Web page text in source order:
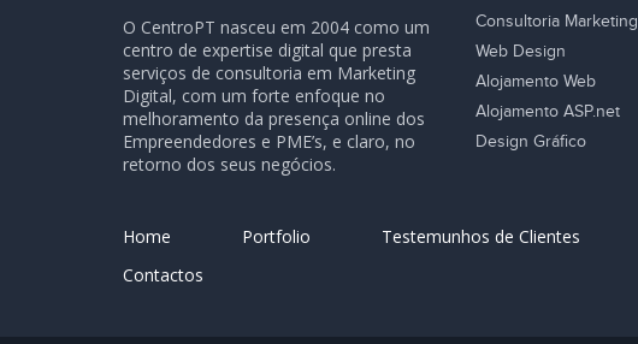
O CentroPT nasceu em 2004 como um
centro de expertise digital que presta
serviços de consultoria em Marketing
Digital, com um forte enfoque no
melhoramento da presença online dos
Empreendedores e PME’s, e claro, no
retorno dos seus negócios.
Consultoria Marketing
Web Design
Alojamento Web
Alojamento ASP.net
Design Gráfico
Home Portfolio Testemunhos de Clientes
Contactos